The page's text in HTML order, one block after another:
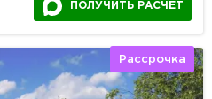
ПОЛУЧИТЬ РАСЧЕТ
Рассрочка